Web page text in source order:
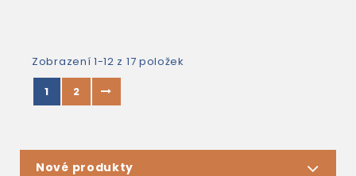
Zobrazení 1-12 z 17 položek
1
2
Nové produkty